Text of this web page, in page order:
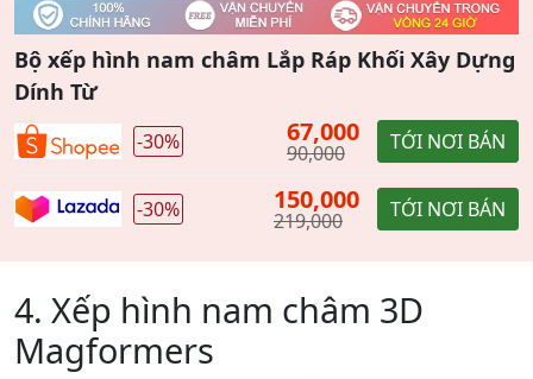
Bộ xếp hình nam châm Lắp Ráp Khối Xây Dựng
Dính Từ
-30% 67,000
90,000 TỚI NƠI BÁN
-30% 150,000
219,000 TỚI NƠI BÁN
4. Xếp hình nam châm 3D
Magformers